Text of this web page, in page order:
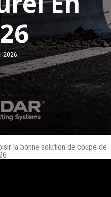
2026
la bonne solution de coupe de